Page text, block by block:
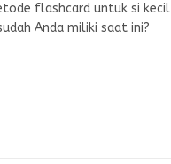
flashcard untuk si kecil
Anda miliki saat ini?